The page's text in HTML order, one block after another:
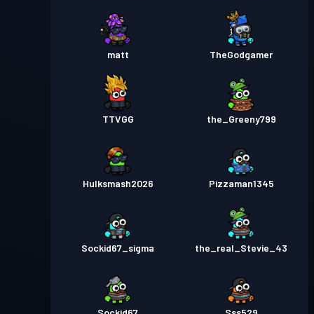
matt TheGodgamer
TTVGG the_Greeny799
Hulksmash2026 Pizzaman1345
Sockid67_sigma the_real_Stevie_43